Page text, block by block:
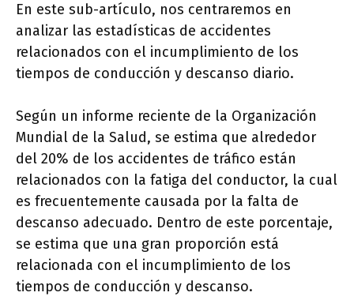
En este sub-artículo, nos centraremos en
analizar las estadísticas de accidentes
relacionados con el incumplimiento de los
tiempos de conducción y descanso diario.
Según un informe reciente de la Organización
Mundial de la Salud, se estima que alrededor
del 20% de los accidentes de tráfico están
relacionados con la fatiga del conductor, la cual
es frecuentemente causada por la falta de
descanso adecuado. Dentro de este porcentaje,
se estima que una gran proporción está
relacionada con el incumplimiento de los
tiempos de conducción y descanso.